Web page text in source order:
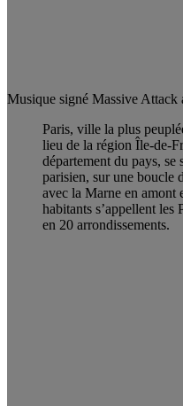
Musique signé Massive Attack
Paris, ville la plus
lieu de la région Île-de-
département du pays, se
parisien, sur une boucle
avec la Marne en amont
habitants s’appellent les
en 20 arrondissements.